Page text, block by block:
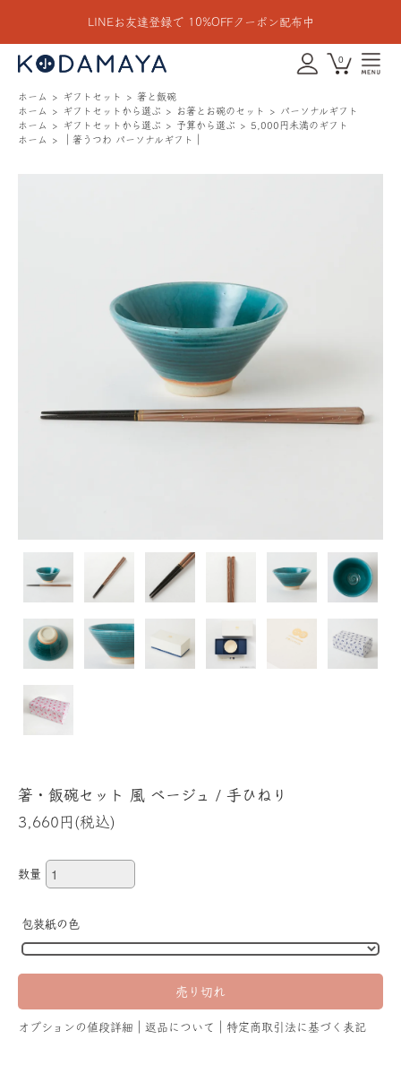
LINEお友達登録で 10%OFFクーポン配布中
0
ホーム ギフトセット
箸と飯碗
ホーム
ギフトセットから選ぶ お箸とお碗のセット
パーソナルギフト
ホーム
ギフトセットから選ぶ 予算から選ぶ
5,000円未満のギフト
ホーム
｜箸うつわ パーソナルギフト｜
箸・飯碗セット 風 ベージュ / 手ひねり
3,660円(税込)
数量
包装紙の色
オプションの値段詳細 返品について 特定商取引法に基づく表記